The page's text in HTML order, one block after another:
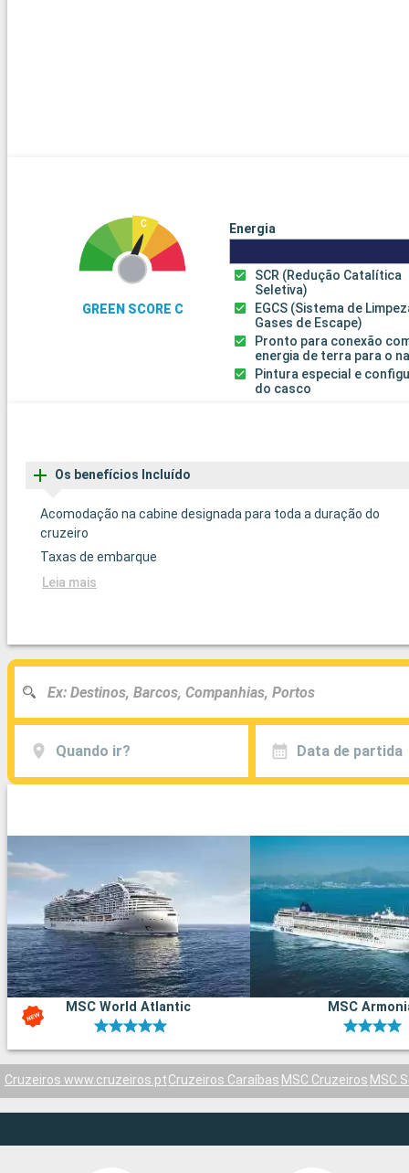
GREEN SCORE C
Energia
SCR (Redução Catalítica
Seletiva)
EGCS (Sistema de
Gases de Escape)
Pronto para conexão
energia de terra para o
Pintura especial e
do casco
Os benefícios Incluído
Acomodação na cabine designada para toda a duração do
cruzeiro
Taxas de embarque
Leia mais
Quando ir? Data de partida
MSC World Atlantic MSC
Cruzeiros www.cruzeiros.ptCruzeiros Caraíbas MSC Cruzeiros MSC